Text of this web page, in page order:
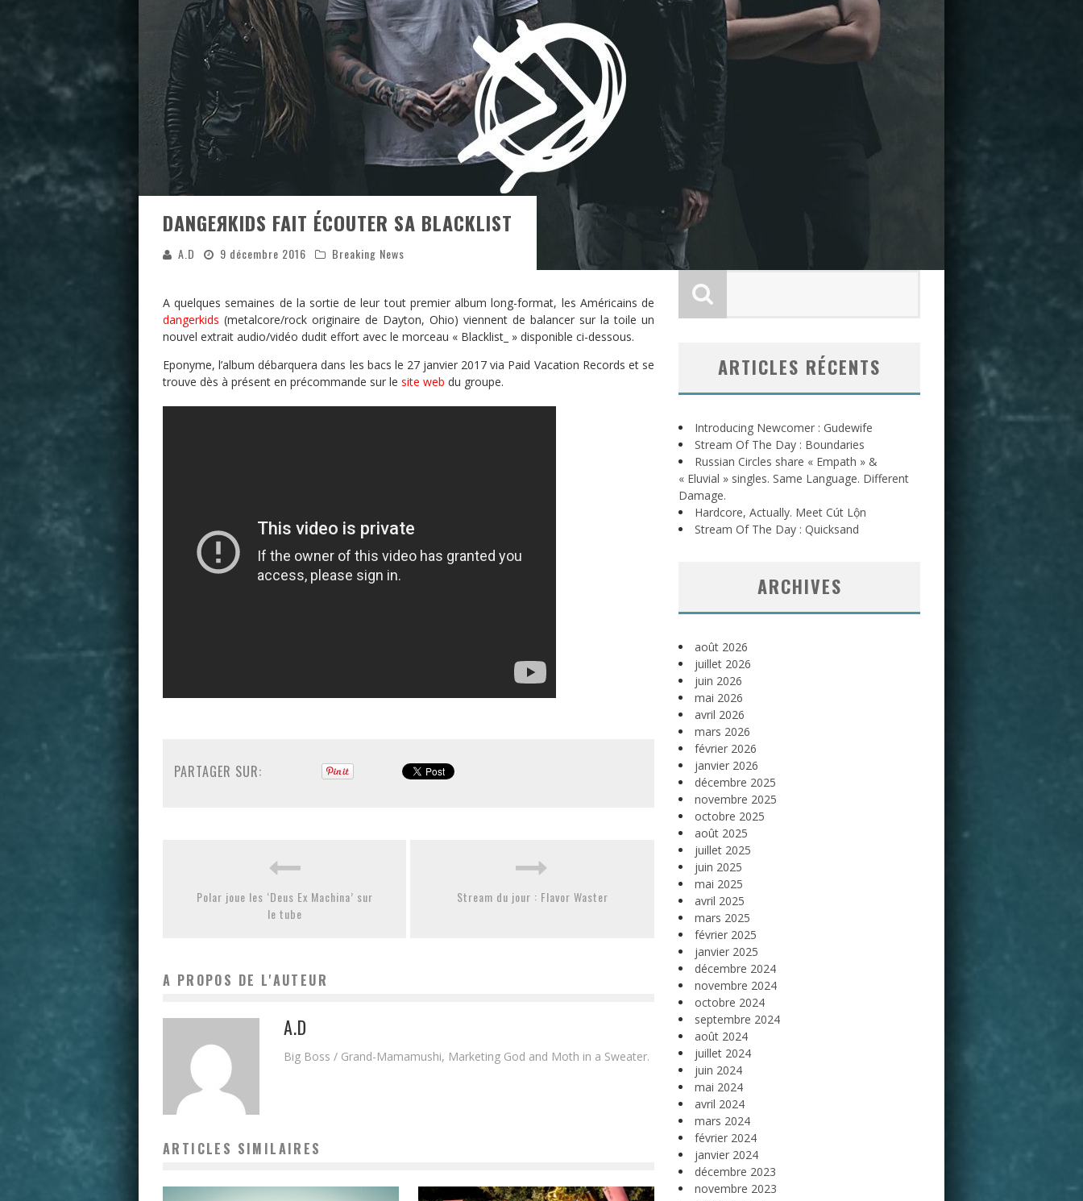
DANGEЯKIDS FAIT ÉCOUTER SA BLACKLIST
A.D 9 décembre 2016 Breaking News
A quelques semaines de la sortie de leur tout premier album long-format, les Américains de
dangerkids (metalcore/rock originaire de Dayton, Ohio) viennent de balancer sur la toile un
nouvel extrait audio/vidéo dudit effort avec le morceau « Blacklist_ » disponible ci-dessous.
Eponyme, l’album débarquera dans les bacs le 27 janvier 2017 via Paid Vacation Records et se
trouve dès à présent en précommande sur le site web du groupe.
PARTAGER SUR:
Polar joue les ‘Deus Ex Machina’ sur
le tube
Stream du jour : Flavor Waster
A PROPOS DE L'AUTEUR
A.D
Big Boss / Grand-Mamamushi, Marketing God and Moth in a Sweater.
ARTICLES SIMILAIRES
ARTICLES RÉCENTS
Introducing Newcomer : Gudewife
Stream Of The Day : Boundaries
Russian Circles share « Empath » &
« Eluvial » singles. Same Language. Different
Damage.
Hardcore, Actually. Meet Cút Lộn
Stream Of The Day : Quicksand
ARCHIVES
août 2026
juillet 2026
juin 2026
mai 2026
avril 2026
mars 2026
février 2026
janvier 2026
décembre 2025
novembre 2025
octobre 2025
août 2025
juillet 2025
juin 2025
mai 2025
avril 2025
mars 2025
février 2025
janvier 2025
décembre 2024
novembre 2024
octobre 2024
septembre 2024
août 2024
juillet 2024
juin 2024
mai 2024
avril 2024
mars 2024
février 2024
janvier 2024
décembre 2023
novembre 2023